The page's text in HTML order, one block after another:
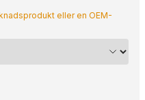
eller en OEM-